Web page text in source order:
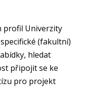
profil Univerzity
(fakultní)
hledat
připojit se ke
pro projekt